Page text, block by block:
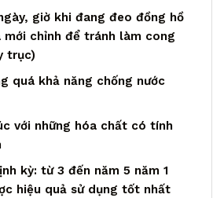
giờ khi đang đeo đồng hồ
mới chỉnh để tránh làm cong
trục)
quá khả năng chống nước
với những hóa chất có tính
kỳ: từ 3 đến năm 5 năm 1
hiệu quả sử dụng tốt nhất